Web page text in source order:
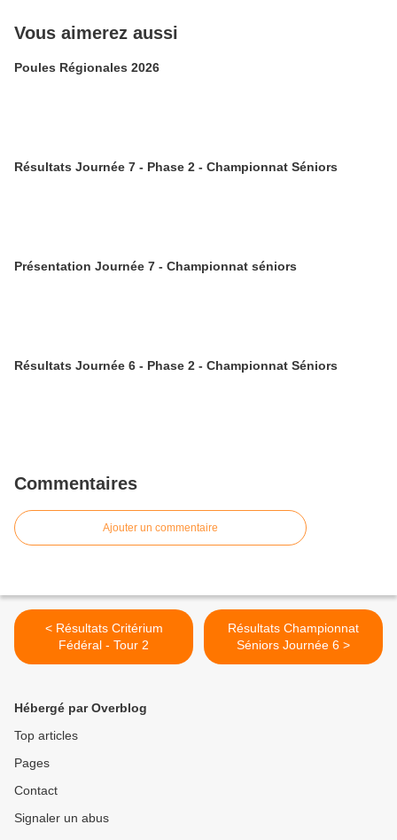
Vous aimerez aussi
Poules Régionales 2026
Résultats Journée 7 - Phase 2 - Championnat Séniors
Présentation Journée 7 - Championnat séniors
Résultats Journée 6 - Phase 2 - Championnat Séniors
Commentaires
Ajouter un commentaire
< Résultats Critérium
Fédéral - Tour 2
Résultats Championnat
Séniors Journée 6 >
Hébergé par Overblog
Top articles
Pages
Contact
Signaler un abus